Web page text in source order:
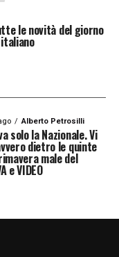
TOP NEWS
le novità del giorno
Alberto Petrosilli
solo la Nazionale. Vi
dietro le quinte
male del
e VIDEO